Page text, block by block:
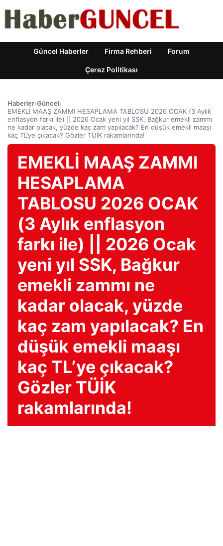
Güncel Haberler Firma Rehberi Forum
Çerez Politikası
Haberler›Güncel›
EMEKLİ MAAŞ ZAMMI HESAPLAMA TABLOSU 2026 OCAK (3 Aylık
enflasyon farkı ile) || 2026 Ocak yeni yıl SSK, Bağkur emekli zammı
ne kadar olacak, yüzde kaç zam yapılacak? En düşük emekli maaşı
kaç TL’ye çıkacak? Gözler TÜİK rakamlarında!
EMEKLİ MAAŞ ZAMMI
HESAPLAMA
TABLOSU 2026 OCAK
(3 Aylık enflasyon
farkı ile) || 2026 Ocak
yeni yıl SSK, Bağkur
emekli zammı ne
kadar olacak, yüzde
kaç zam yapılacak? En
düşük emekli maaşı
kaç TL’ye çıkacak?
Gözler TÜİK
rakamlarında!